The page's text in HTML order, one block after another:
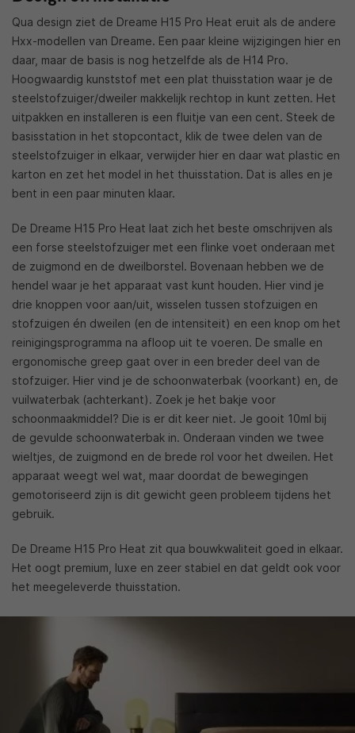
Qua design ziet de Dreame H15 Pro Heat eruit als de andere
Hxx-modellen van Dreame. Een paar kleine wijzigingen hier en
daar, maar de basis is nog hetzelfde als de H14 Pro.
Hoogwaardig kunststof met een plat thuisstation waar je de
steelstofzuiger/dweiler makkelijk rechtop in kunt zetten. Het
uitpakken en installeren is een fluitje van een cent. Steek de
basisstation in het stopcontact, klik de twee delen van de
steelstofzuiger in elkaar, verwijder hier en daar wat plastic en
karton en zet het model in het thuisstation. Dat is alles en je
bent in een paar minuten klaar.
De Dreame H15 Pro Heat laat zich het beste omschrijven als
een forse steelstofzuiger met een flinke voet onderaan met
de zuigmond en de dweilborstel. Bovenaan hebben we de
hendel waar je het apparaat vast kunt houden. Hier vind je
drie knoppen voor aan/uit, wisselen tussen stofzuigen en
stofzuigen én dweilen (en de intensiteit) en een knop om het
reinigingsprogramma na afloop uit te voeren. De smalle en
ergonomische greep gaat over in een breder deel van de
stofzuiger. Hier vind je de schoonwaterbak (voorkant) en, de
vuilwaterbak (achterkant). Zoek je het bakje voor
schoonmaakmiddel? Die is er dit keer niet. Je gooit 10ml bij
de gevulde schoonwaterbak in. Onderaan vinden we twee
wieltjes, de zuigmond en de brede rol voor het dweilen. Het
apparaat weegt wel wat, maar doordat de bewegingen
gemotoriseerd zijn is dit gewicht geen probleem tijdens het
gebruik.
De Dreame H15 Pro Heat zit qua bouwkwaliteit goed in elkaar.
Het oogt premium, luxe en zeer stabiel en dat geldt ook voor
het meegeleverde thuisstation.